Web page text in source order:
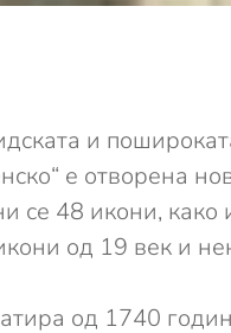
и
е отворена
се 48 икони, како
од 19 век и
од 1740